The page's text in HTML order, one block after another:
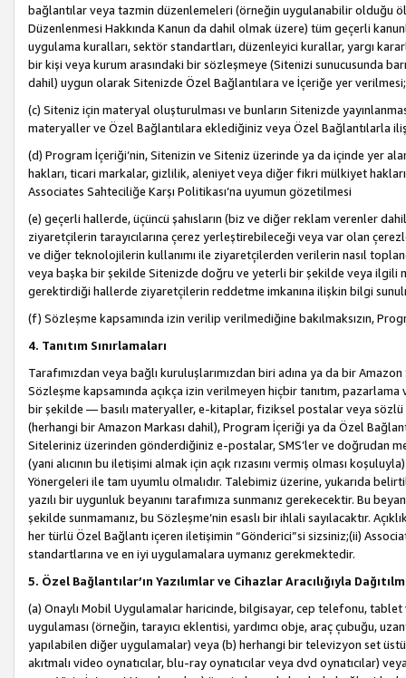
bağlantılar veya tazmin düzenlemeleri (örneğin uygulanabilir olduğu
Düzenlenmesi Hakkında Kanun da dahil olmak üzere) tüm geçerli
uygulama kuralları, sektör standartları, düzenleyici kurallar, yargı
bir kişi veya kurum arasındaki bir sözleşmeye (Sitenizi sunucusunda
dahil) uygun olarak Sitenizde Özel Bağlantılara ve İçeriğe yer verilmesi;
(c) Siteniz için materyal oluşturulması ve bunların Sitenizde
materyaller ve Özel Bağlantılara eklediğiniz veya Özel Bağlantılarla
(d) Program İçeriği’nin, Sitenizin ve Siteniz üzerinde ya da içinde yer
hakları, ticari markalar, gizlilik, aleniyet veya diğer fikri mülkiyet
Associates Sahteciliğe Karşı Politikası’na uyumun gözetilmesi
(e) geçerli hallerde, üçüncü şahısların (biz ve diğer reklam verenler
ziyaretçilerin tarayıcılarına çerez yerleştirebileceği veya var olan
ve diğer teknolojilerin kullanımı ile ziyaretçilerden verilerin nasıl
veya başka bir şekilde Sitenizde doğru ve yeterli bir şekilde veya ilgili
gerektirdiği hallerde ziyaretçilerin reddetme imkanına ilişkin bilgi
(f) Sözleşme kapsamında izin verilip verilmediğine bakılmaksızın,
4. Tanıtım Sınırlamaları
Tarafımızdan veya bağlı kuruluşlarımızdan biri adına ya da bir
Sözleşme kapsamında açıkça izin verilmeyen hiçbir tanıtım,
bir şekilde — basılı materyaller, e-kitaplar, fiziksel postalar veya sözlü
(herhangi bir Amazon Markası dahil), Program İçeriği ya da Özel
Siteleriniz üzerinden gönderdiğiniz e-postalar, SMS’ler ve doğrudan
(yani alıcının bu iletişimi almak için açık rızasını vermiş olması
Yönergeleri ile tam uyumlu olmalıdır. Talebimiz üzerine, yukarıda
yazılı bir uygunluk beyanını tarafımıza sunmanız gerekecektir. Bu
şekilde sunmamanız, bu Sözleşme’nin esaslı bir ihlali sayılacaktır.
her türlü Özel Bağlantı içeren iletişimin “Gönderici”si sizsiniz;(ii)
standartlarına ve en iyi uygulamalara uymanız gerekmektedir.
5. Özel Bağlantılar’ın Yazılımlar ve Cihazlar Aracılığıyla
(a) Onaylı Mobil Uygulamalar haricinde, bilgisayar, cep telefonu,
uygulaması (örneğin, tarayıcı eklentisi, yardımcı obje, araç çubuğu,
yapılabilen diğer uygulamalar) veya (b) herhangi bir televizyon set
akıtmalı video oynatıcılar, blu-ray oynatıcılar veya dvd oynatıcılar)